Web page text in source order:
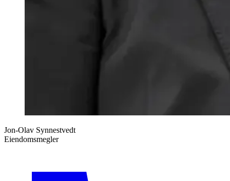
Jon-Olav Synnestvedt
Eiendomsmegler